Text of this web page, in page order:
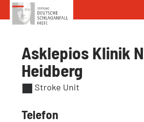
Zum Inhalt springen
Asklepios Klinik
Heidberg
Stroke Unit
Telefon